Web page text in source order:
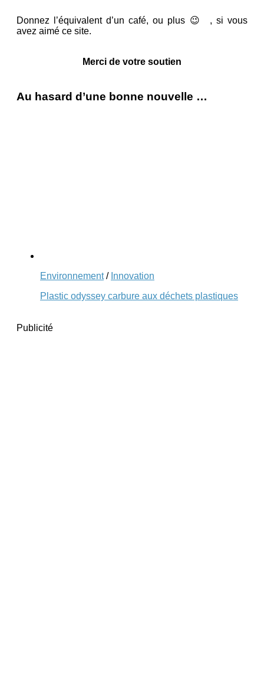
Donnez l’équivalent d’un café, ou plus 😉 , si vous
avez aimé ce site.
Merci de votre soutien
Au hasard d’une bonne nouvelle …
Environnement/ Innovation
Plastic odyssey carbure aux déchets plastiques
Publicité